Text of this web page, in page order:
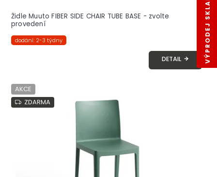
Židle Muuto FIBER SIDE CHAIR TUBE BASE - zvolte
provedení
dodání: 2-3 týdny
DETAIL
AKCE
ZDARMA
VÝPRODEJ SKLADŮ